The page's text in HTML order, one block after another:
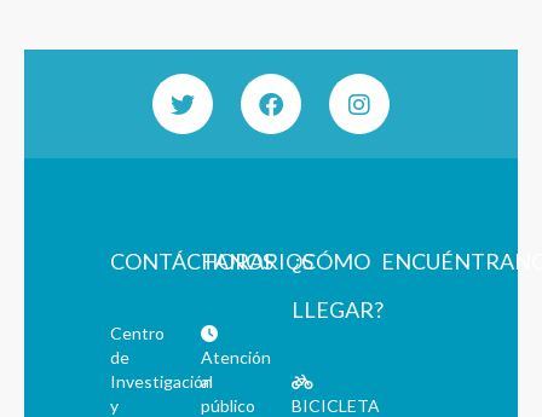
CONTÁCTANOS
Centro
de
Investigación
y
HORARIOS
Atención
al
público
¿CÓMO
LLEGAR?
BICICLETA